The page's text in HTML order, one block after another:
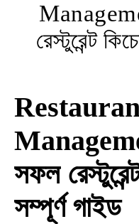
রেস্টুরেন্ট
সফল
সম্পূর্ণ গাইড